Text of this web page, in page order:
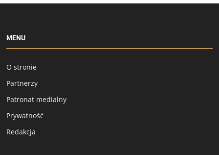
MENU
O stronie
Partnerzy
Patronat medialny
Prywatność
Redakcja